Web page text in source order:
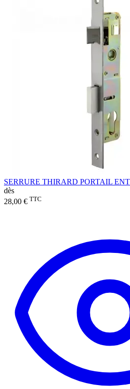
SERRURE THIRARD PORTAIL
dès
28,00 € TTC